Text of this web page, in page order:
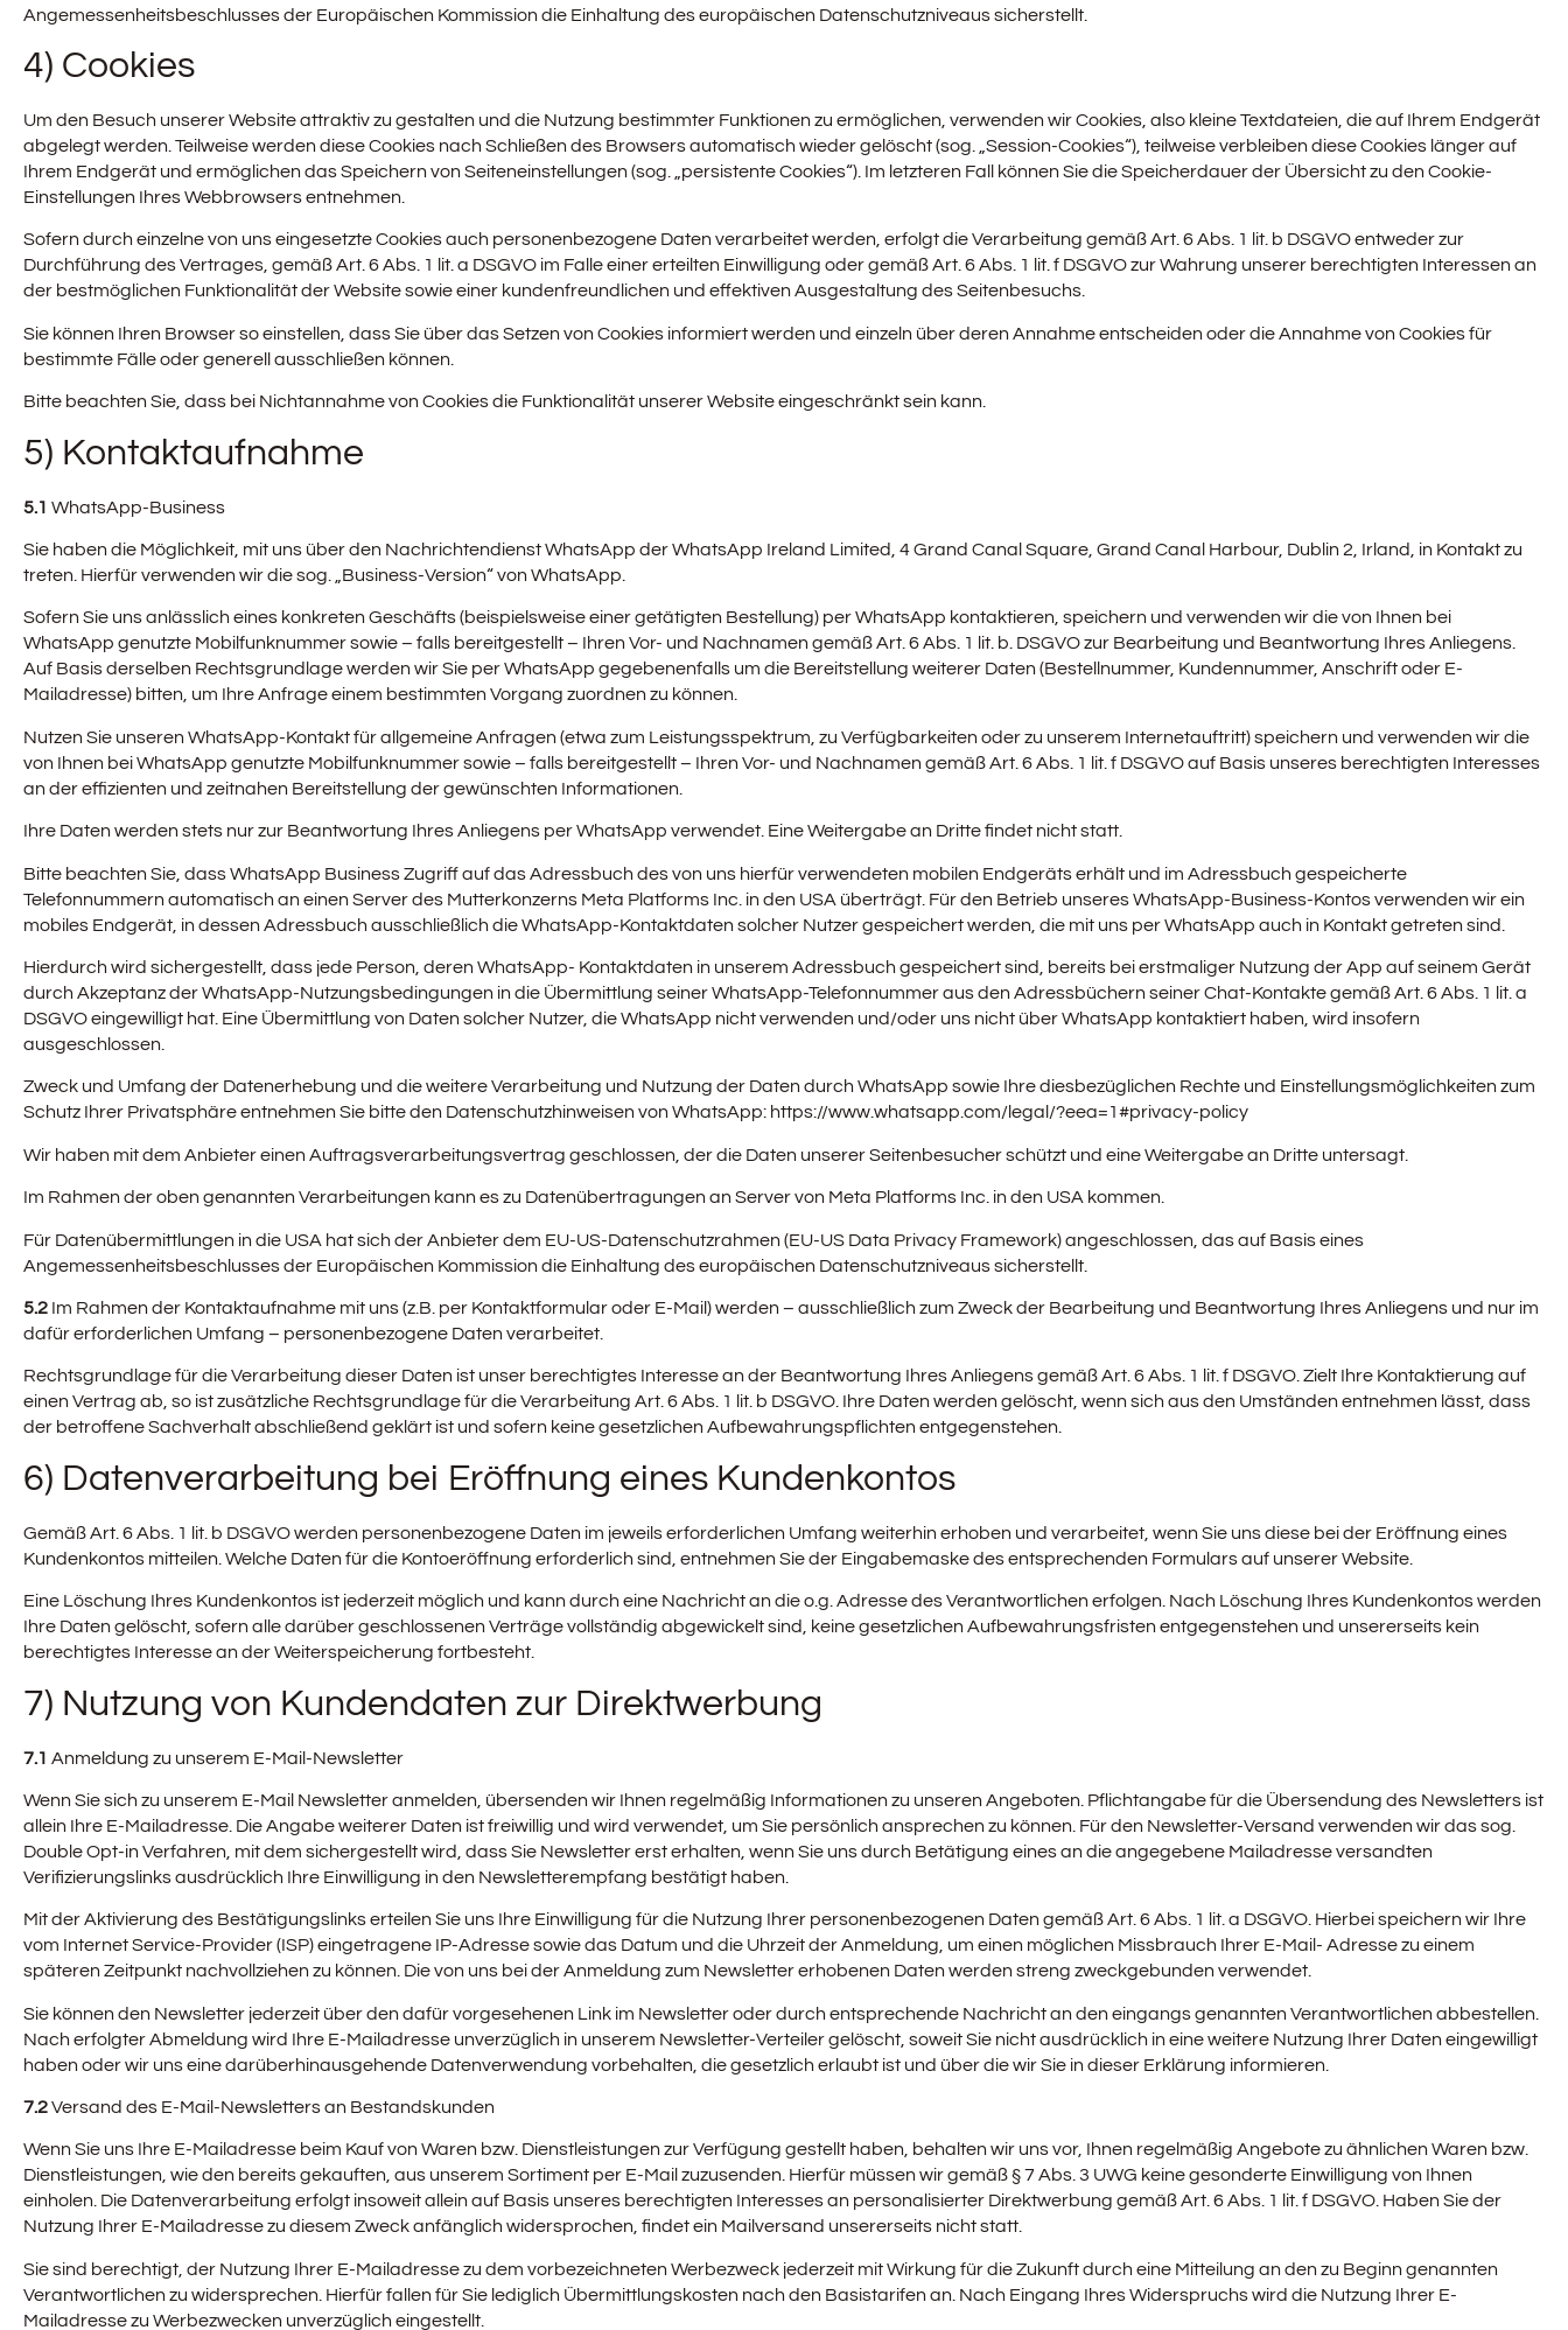
Angemessenheitsbeschlusses der Europäischen Kommission die Einhaltung des europäischen Datenschutzniveaus sicherstellt.
4) Cookies
Um den Besuch unserer Website attraktiv zu gestalten und die Nutzung bestimmter Funktionen zu ermöglichen, verwenden wir Cookies, also kleine Textdateien, die auf Ihrem Endgerät
abgelegt werden. Teilweise werden diese Cookies nach Schließen des Browsers automatisch wieder gelöscht (sog. „Session-Cookies“), teilweise verbleiben diese Cookies länger auf
Ihrem Endgerät und ermöglichen das Speichern von Seiteneinstellungen (sog. „persistente Cookies“). Im letzteren Fall können Sie die Speicherdauer der Übersicht zu den Cookie-
Einstellungen Ihres Webbrowsers entnehmen.
Sofern durch einzelne von uns eingesetzte Cookies auch personenbezogene Daten verarbeitet werden, erfolgt die Verarbeitung gemäß Art. 6 Abs. 1 lit. b DSGVO entweder zur
Durchführung des Vertrages, gemäß Art. 6 Abs. 1 lit. a DSGVO im Falle einer erteilten Einwilligung oder gemäß Art. 6 Abs. 1 lit. f DSGVO zur Wahrung unserer berechtigten Interessen an
der bestmöglichen Funktionalität der Website sowie einer kundenfreundlichen und effektiven Ausgestaltung des Seitenbesuchs.
Sie können Ihren Browser so einstellen, dass Sie über das Setzen von Cookies informiert werden und einzeln über deren Annahme entscheiden oder die Annahme von Cookies für
bestimmte Fälle oder generell ausschließen können.
Bitte beachten Sie, dass bei Nichtannahme von Cookies die Funktionalität unserer Website eingeschränkt sein kann.
5) Kontaktaufnahme
5.1 WhatsApp-Business
Sie haben die Möglichkeit, mit uns über den Nachrichtendienst WhatsApp der WhatsApp Ireland Limited, 4 Grand Canal Square, Grand Canal Harbour, Dublin 2, Irland, in Kontakt zu
treten. Hierfür verwenden wir die sog. „Business-Version“ von WhatsApp.
Sofern Sie uns anlässlich eines konkreten Geschäfts (beispielsweise einer getätigten Bestellung) per WhatsApp kontaktieren, speichern und verwenden wir die von Ihnen bei
WhatsApp genutzte Mobilfunknummer sowie – falls bereitgestellt – Ihren Vor- und Nachnamen gemäß Art. 6 Abs. 1 lit. b. DSGVO zur Bearbeitung und Beantwortung Ihres Anliegens.
Auf Basis derselben Rechtsgrundlage werden wir Sie per WhatsApp gegebenenfalls um die Bereitstellung weiterer Daten (Bestellnummer, Kundennummer, Anschrift oder E-
Mailadresse) bitten, um Ihre Anfrage einem bestimmten Vorgang zuordnen zu können.
Nutzen Sie unseren WhatsApp-Kontakt für allgemeine Anfragen (etwa zum Leistungsspektrum, zu Verfügbarkeiten oder zu unserem Internetauftritt) speichern und verwenden wir die
von Ihnen bei WhatsApp genutzte Mobilfunknummer sowie – falls bereitgestellt – Ihren Vor- und Nachnamen gemäß Art. 6 Abs. 1 lit. f DSGVO auf Basis unseres berechtigten Interesses
an der effizienten und zeitnahen Bereitstellung der gewünschten Informationen.
Ihre Daten werden stets nur zur Beantwortung Ihres Anliegens per WhatsApp verwendet. Eine Weitergabe an Dritte findet nicht statt.
Bitte beachten Sie, dass WhatsApp Business Zugriff auf das Adressbuch des von uns hierfür verwendeten mobilen Endgeräts erhält und im Adressbuch gespeicherte
Telefonnummern automatisch an einen Server des Mutterkonzerns Meta Platforms Inc. in den USA überträgt. Für den Betrieb unseres WhatsApp-Business-Kontos verwenden wir ein
mobiles Endgerät, in dessen Adressbuch ausschließlich die WhatsApp-Kontaktdaten solcher Nutzer gespeichert werden, die mit uns per WhatsApp auch in Kontakt getreten sind.
Hierdurch wird sichergestellt, dass jede Person, deren WhatsApp- Kontaktdaten in unserem Adressbuch gespeichert sind, bereits bei erstmaliger Nutzung der App auf seinem Gerät
durch Akzeptanz der WhatsApp-Nutzungsbedingungen in die Übermittlung seiner WhatsApp-Telefonnummer aus den Adressbüchern seiner Chat-Kontakte gemäß Art. 6 Abs. 1 lit. a
DSGVO eingewilligt hat. Eine Übermittlung von Daten solcher Nutzer, die WhatsApp nicht verwenden und/oder uns nicht über WhatsApp kontaktiert haben, wird insofern
ausgeschlossen.
Zweck und Umfang der Datenerhebung und die weitere Verarbeitung und Nutzung der Daten durch WhatsApp sowie Ihre diesbezüglichen Rechte und Einstellungsmöglichkeiten zum
Schutz Ihrer Privatsphäre entnehmen Sie bitte den Datenschutzhinweisen von WhatsApp: https://www.whatsapp.com/legal /?eea=1#privacy-policy
Wir haben mit dem Anbieter einen Auftragsverarbeitungsvertrag geschlossen, der die Daten unserer Seitenbesucher schützt und eine Weitergabe an Dritte untersagt.
Im Rahmen der oben genannten Verarbeitungen kann es zu Datenübertragungen an Server von Meta Platforms Inc. in den USA kommen.
Für Datenübermittlungen in die USA hat sich der Anbieter dem EU-US-Datenschutzrahmen (EU-US Data Privacy Framework) angeschlossen, das auf Basis eines
Angemessenheitsbeschlusses der Europäischen Kommission die Einhaltung des europäischen Datenschutzniveaus sicherstellt.
5.2 Im Rahmen der Kontaktaufnahme mit uns (z.B. per Kontaktformular oder E-Mail) werden – ausschließlich zum Zweck der Bearbeitung und Beantwortung Ihres Anliegens und nur im
dafür erforderlichen Umfang – personenbezogene Daten verarbeitet.
Rechtsgrundlage für die Verarbeitung dieser Daten ist unser berechtigtes Interesse an der Beantwortung Ihres Anliegens gemäß Art. 6 Abs. 1 lit. f DSGVO. Zielt Ihre Kontaktierung auf
einen Vertrag ab, so ist zusätzliche Rechtsgrundlage für die Verarbeitung Art. 6 Abs. 1 lit. b DSGVO. Ihre Daten werden gelöscht, wenn sich aus den Umständen entnehmen lässt, dass
der betroffene Sachverhalt abschließend geklärt ist und sofern keine gesetzlichen Aufbewahrungspflichten entgegenstehen.
6) Datenverarbeitung bei Eröffnung eines Kundenkontos
Gemäß Art. 6 Abs. 1 lit. b DSGVO werden personenbezogene Daten im jeweils erforderlichen Umfang weiterhin erhoben und verarbeitet, wenn Sie uns diese bei der Eröffnung eines
Kundenkontos mitteilen. Welche Daten für die Kontoeröffnung erforderlich sind, entnehmen Sie der Eingabemaske des entsprechenden Formulars auf unserer Website.
Eine Löschung Ihres Kundenkontos ist jederzeit möglich und kann durch eine Nachricht an die o.g. Adresse des Verantwortlichen erfolgen. Nach Löschung Ihres Kundenkontos werden
Ihre Daten gelöscht, sofern alle darüber geschlossenen Verträge vollständig abgewickelt sind, keine gesetzlichen Aufbewahrungsfristen entgegenstehen und unsererseits kein
berechtigtes Interesse an der Weiterspeicherung fortbesteht.
7) Nutzung von Kundendaten zur Direktwerbung
7.1 Anmeldung zu unserem E-Mail-Newsletter
Wenn Sie sich zu unserem E-Mail Newsletter anmelden, übersenden wir Ihnen regelmäßig Informationen zu unseren Angeboten. Pflichtangabe für die Übersendung des Newsletters ist
allein Ihre E-Mailadresse. Die Angabe weiterer Daten ist freiwillig und wird verwendet, um Sie persönlich ansprechen zu können. Für den Newsletter-Versand verwenden wir das sog.
Double Opt-in Verfahren, mit dem sichergestellt wird, dass Sie Newsletter erst erhalten, wenn Sie uns durch Betätigung eines an die angegebene Mailadresse versandten
Verifizierungslinks ausdrücklich Ihre Einwilligung in den Newsletterempfang bestätigt haben.
Mit der Aktivierung des Bestätigungslinks erteilen Sie uns Ihre Einwilligung für die Nutzung Ihrer personenbezogenen Daten gemäß Art. 6 Abs. 1 lit. a DSGVO. Hierbei speichern wir Ihre
vom Internet Service-Provider (ISP) eingetragene IP-Adresse sowie das Datum und die Uhrzeit der Anmeldung, um einen möglichen Missbrauch Ihrer E-Mail- Adresse zu einem
späteren Zeitpunkt nachvollziehen zu können. Die von uns bei der Anmeldung zum Newsletter erhobenen Daten werden streng zweckgebunden verwendet.
Sie können den Newsletter jederzeit über den dafür vorgesehenen Link im Newsletter oder durch entsprechende Nachricht an den eingangs genannten Verantwortlichen abbestellen.
Nach erfolgter Abmeldung wird Ihre E-Mailadresse unverzüglich in unserem Newsletter-Verteiler gelöscht, soweit Sie nicht ausdrücklich in eine weitere Nutzung Ihrer Daten eingewilligt
haben oder wir uns eine darüberhinausgehende Datenverwendung vorbehalten, die gesetzlich erlaubt ist und über die wir Sie in dieser Erklärung informieren.
7.2Versand des E-Mail-Newsletters an Bestandskunden
Wenn Sie uns Ihre E-Mailadresse beim Kauf von Waren bzw. Dienstleistungen zur Verfügung gestellt haben, behalten wir uns vor, Ihnen regelmäßig Angebote zu ähnlichen Waren bzw.
Dienstleistungen, wie den bereits gekauften, aus unserem Sortiment per E-Mail zuzusenden. Hierfür müssen wir gemäß § 7 Abs. 3 UWG keine gesonderte Einwilligung von Ihnen
einholen. Die Datenverarbeitung erfolgt insoweit allein auf Basis unseres berechtigten Interesses an personalisierter Direktwerbung gemäß Art. 6 Abs. 1 lit. f DSGVO. Haben Sie der
Nutzung Ihrer E-Mailadresse zu diesem Zweck anfänglich widersprochen, findet ein Mailversand unsererseits nicht statt.
Sie sind berechtigt, der Nutzung Ihrer E-Mailadresse zu dem vorbezeichneten Werbezweck jederzeit mit Wirkung für die Zukunft durch eine Mitteilung an den zu Beginn genannten
Verantwortlichen zu widersprechen. Hierfür fallen für Sie lediglich Übermittlungskosten nach den Basistarifen an. Nach Eingang Ihres Widerspruchs wird die Nutzung Ihrer E-
Mailadresse zu Werbezwecken unverzüglich eingestellt.